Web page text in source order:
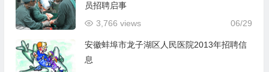
员招聘启事
06/29
3,766 views
安徽蚌埠市龙子湖区人民医院2013年招聘信
息